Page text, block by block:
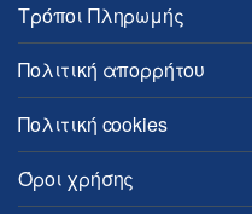
Τρόποι Πληρωμής
Πολιτική απορρήτου
Πολιτική cookies
Όροι χρήσης